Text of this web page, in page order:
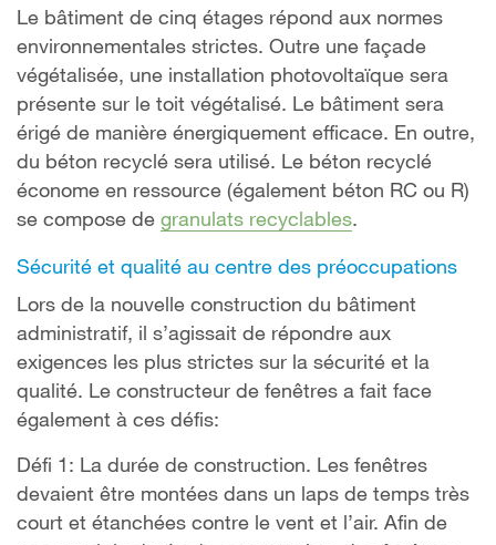
Le bâtiment de cinq étages répond aux normes
environnementales strictes. Outre une façade
végétalisée, une installation photovoltaïque sera
présente sur le toit végétalisé. Le bâtiment sera
érigé de manière énergiquement efficace. En outre,
du béton recyclé sera utilisé. Le béton recyclé
économe en ressource (également béton RC ou R)
se compose de granulats recyclables.
Sécurité et qualité au centre des préoccupations
Lors de la nouvelle construction du bâtiment
administratif, il s’agissait de répondre aux
exigences les plus strictes sur la sécurité et la
qualité. Le constructeur de fenêtres a fait face
également à ces défis:
Défi 1: La durée de construction. Les fenêtres
devaient être montées dans un laps de temps très
court et étanchées contre le vent et l’air. Afin de